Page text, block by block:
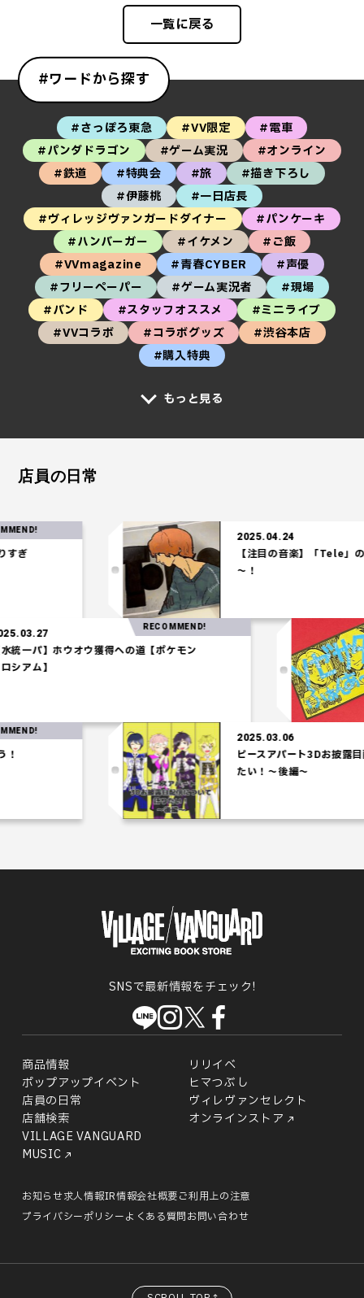
一覧に戻る
#ワードから探す
#さっぽろ東急 #VV限定
#電車
#パンダドラゴン
#ゲーム実況
#オンライン
#鉄道
#特典会 #旅
#描き下ろし
#伊藤桃
#一日店長
#ヴィレッジヴァンガードダイナー
#パンケーキ
#ハンバーガー
#イケメン
#ご飯
#VVmagazine
#青春CYBER
#声優
#フリーペーパー
#ゲーム実況者
#現場
#バンド
#スタッフオススメ
#ミニライブ
#VVコラボ
#コラボグッズ
#渋谷本店
#購入特典
もっと見る
店員の日常
2025.04.24
【注目の音楽】「Tele」の時代
～！
2025.03.27
【水統一パ】ホウオウ獲得への道【ポケモン
コロシアム】
RECOMMEND!
2025.03.06
ピースアパート3Dお披露目配信
たい！～後編～
SNSで最新情報をチェック!
商品情報
リリイベ
ポップアップイベント
ヒマつぶし
店員の日常
ヴィレヴァンセレクト
店舗検索
オンラインストア
VILLAGE VANGUARD
MUSIC
お知らせ求人情報IR情報会社概要ご利用上の注意
プライバシーポリシーよくある質問お問い合わせ